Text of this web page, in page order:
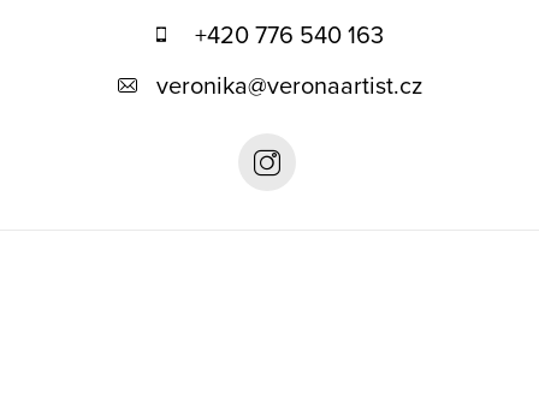
+420 776 540 163
veronika@veronaartist.cz